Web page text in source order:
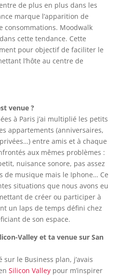
de plus en plus dans les
marque l’apparition de
consommations. Moodwalk
cette tendance. Cette
pour objectif de faciliter le
l’hôte au centre de
venue ?
à Paris j’ai multiplié les petits
appartements (anniversaires,
entre amis et à chaque
aux mêmes problèmes :
nuisance sonore, pas assez
de musique mais le Iphone… Ce
situations que nous avons eu
de créer ou participer à
un laps de temps défini chez
de son espace.
Valley et ta venue sur San
le Business plan, j’avais
Silicon Valleypour m’inspirer